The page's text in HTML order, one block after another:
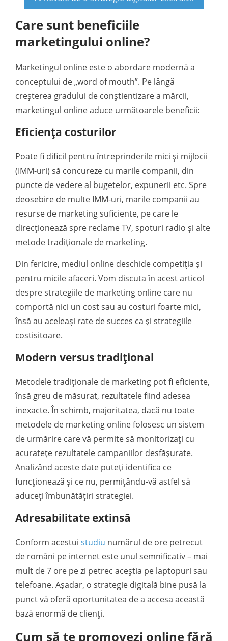
Care sunt beneficiile
marketingului online?
Marketingul online este o abordare modernă a
conceptului de „word of mouth”. Pe lângă
creșterea gradului de conștientizare a mărcii,
marketingul online aduce următoarele beneficii:
Eficiența costurilor
Poate fi dificil pentru întreprinderile mici și mijlocii
(IMM-uri) să concureze cu marile companii, din
puncte de vedere al bugetelor, expunerii etc. Spre
deosebire de multe IMM-uri, marile companii au
resurse de marketing suficiente, pe care le
direcționează spre reclame TV, spoturi radio și alte
metode tradiționale de marketing.
Din fericire, mediul online deschide competiția și
pentru micile afaceri. Vom discuta în acest articol
despre strategiile de marketing online care nu
comportă nici un cost sau au costuri foarte mici,
însă au aceleași rate de succes ca și strategiile
costisitoare.
Modern versus tradițional
Metodele tradiționale de marketing pot fi eficiente,
însă greu de măsurat, rezultatele fiind adesea
inexacte. În schimb, majoritatea, dacă nu toate
metodele de marketing online folosesc un sistem
de urmărire care vă permite să monitorizați cu
acuratețe rezultatele campaniilor desfășurate.
Analizând aceste date puteți identifica ce
funcționează și ce nu, permițându-vă astfel să
aduceți îmbunătățiri strategiei.
Adresabilitate extinsă
Conform acestui studiu numărul de ore petrecut
de români pe internet este unul semnificativ – mai
mult de 7 ore pe zi petrec aceștia pe laptopuri sau
telefoane. Așadar, o strategie digitală bine pusă la
punct vă oferă oportunitatea de a accesa această
bază enormă de clienți.
Cum să te promovezi online fără